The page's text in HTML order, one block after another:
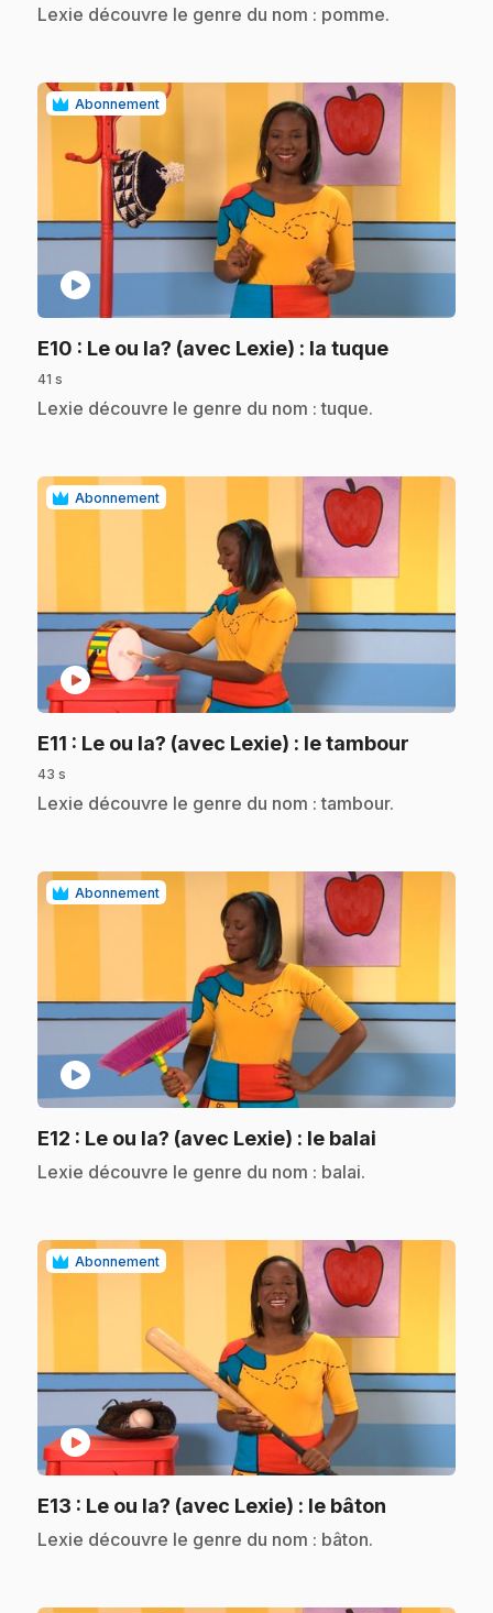
.Lexie découvre le genre du nom : pomme.
Abonnement
play_circle
E10 : Le ou la? (avec Lexie) : la tuque.
41 s
.Lexie découvre le genre du nom : tuque.
Abonnement
play_circle
E11 : Le ou la? (avec Lexie) : le tambour
43 s
.Lexie découvre le genre du nom : tambour.
Abonnement
play_circle
E12 : Le ou la? (avec Lexie) : le balai
.Lexie découvre le genre du nom : balai.
Abonnement
play_circle
E13 : Le ou la? (avec Lexie) : le bâton
.Lexie découvre le genre du nom : bâton.